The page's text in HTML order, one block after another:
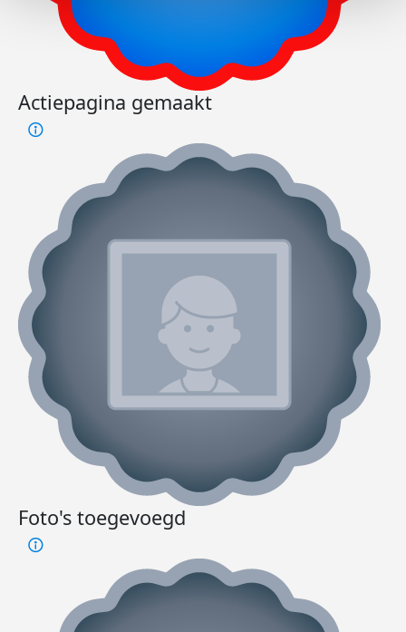
Actiepagina gemaakt
Foto's toegevoegd